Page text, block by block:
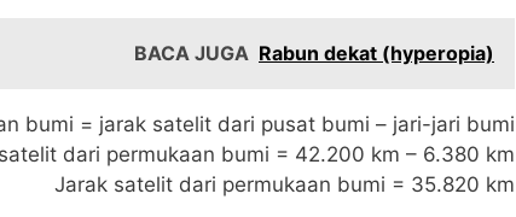
BACA JUGA Rabun dekat (hyperopia)
bumi = jarak satelit dari pusat bumi – jari-jari bumi
dari permukaan bumi = 42.200 km – 6.380 km
Jarak satelit dari permukaan bumi = 35.820 km